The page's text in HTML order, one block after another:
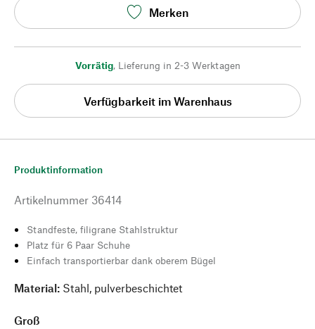
Merken
Vorrätig, Lieferung in 2-3 Werktagen
Verfügbarkeit im Warenhaus
Produktinformation
Artikelnummer 36414
Standfeste, filigrane Stahlstruktur
Platz für 6 Paar Schuhe
Einfach transportierbar dank oberem Bügel
Material: Stahl, pulverbeschichtet
Groß